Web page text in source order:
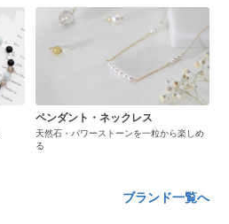
ペンダント・ネックレス
天然石・パワーストーンを一粒から楽しめ
る
ブランド一覧へ